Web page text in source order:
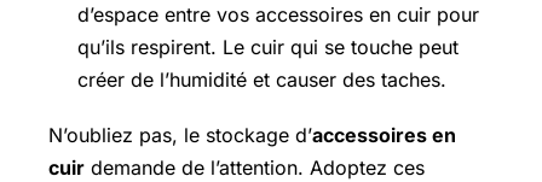
d’espace entre vos accessoires en cuir pour
qu’ils respirent. Le cuir qui se touche peut
créer de l’humidité et causer des taches.
N’oubliez pas, le stockage d’accessoires en
cuir demande de l’attention. Adoptez ces